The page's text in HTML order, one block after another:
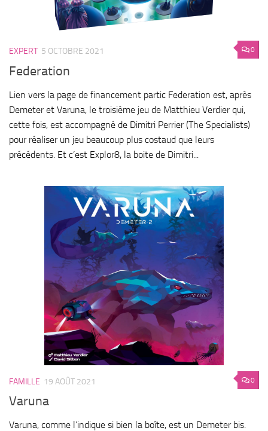
0
EXPERT 5 OCTOBRE 2021
Federation
Lien vers la page de financement partic Federation est, après
Demeter et Varuna, le troisième jeu de Matthieu Verdier qui,
cette fois, est accompagné de Dimitri Perrier (The Specialists)
pour réaliser un jeu beaucoup plus costaud que leurs
précédents. Et c’est Explor8, la boite de Dimitri...
0
FAMILLE 19 AOÛT 2021
Varuna
Varuna, comme l’indique si bien la boîte, est un Demeter bis.